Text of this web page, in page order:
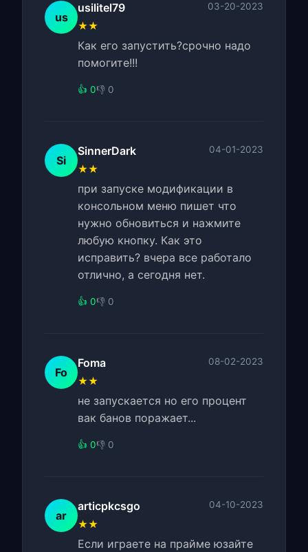
us
usilitel79 03-20-2023
★★
Как его запустить?срочно надо
помогите!!!
👍 0👎 0
Si
SinnerDark 04-01-2023
★★
при запуске модификации в
консольном меню пишет что
нужно обновиться и нажмите
любую кнопку. Как это
исправить? вчера все работало
отлично, а сегодня нет.
👍 0👎 0
Fo
Foma 08-02-2023
★★
не запускается но его процент
вак банов поражает...
👍 0👎 0
ar
articpkcsgo 04-10-2023
★★
Если играете на прайме юзайте